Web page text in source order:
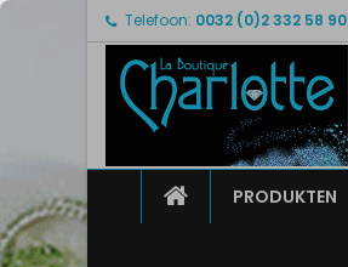
Telefoon: 0032 (0)2 332 58 90
HOMEPRODUKTEN